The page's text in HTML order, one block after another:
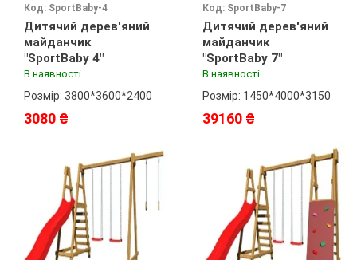
Код: SportBaby-4
Дитячий дерев'яний
майданчик
"SportBaby 4"
В наявності
Розмір: 3800*3600*2400
3080 ₴
Код: SportBaby-7
Дитячий дерев'яний
майданчик
"SportBaby 7"
В наявності
Розмір: 1450*4000*3150
39160 ₴